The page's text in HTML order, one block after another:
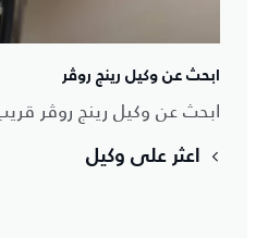
ابحث عن وكيل رينج روڤر
ابحث عن وكيل رينج روڤر
اعثر على وكيل